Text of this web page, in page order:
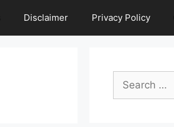
Disclaimer Privacy Policy
Search
for: